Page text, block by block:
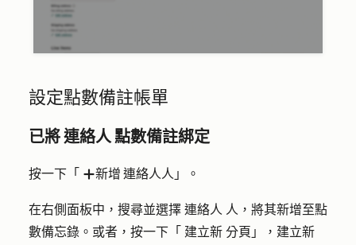
設定點數備註帳單
已將 連絡人 點數備註綁定
按一下「 add新增 連絡人 人」。
在右側面板中，搜尋並選擇 連絡人 人，將其新增至點
數備忘錄。或者，按一下「 建立新 分頁」，建立新